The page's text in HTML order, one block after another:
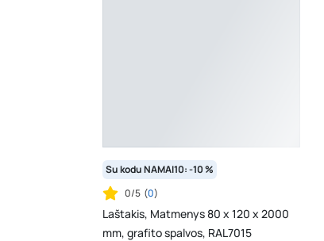
Su kodu NAMAI10: -10 %
0/5 (0)
Laštakis, Matmenys 80 x 120 x 2000
mm, grafito spalvos, RAL7015